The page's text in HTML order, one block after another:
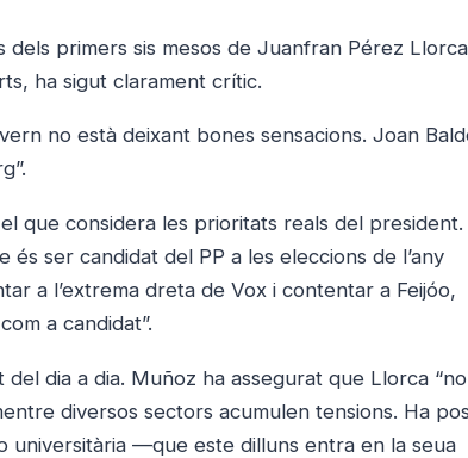
primers sis mesos de Juanfran Pérez
ha sigut clarament crític.
no està deixant bones sensacions. Joan
que considera les prioritats reals del president.
ser candidat del PP a les eleccions de l’any
a l’extrema dreta de Vox i contentar a Feijóo,
a candidat”.
dia a dia. Muñoz ha assegurat que Llorca “no
diversos sectors acumulen tensions. Ha
universitària —que este dilluns entra en la seua